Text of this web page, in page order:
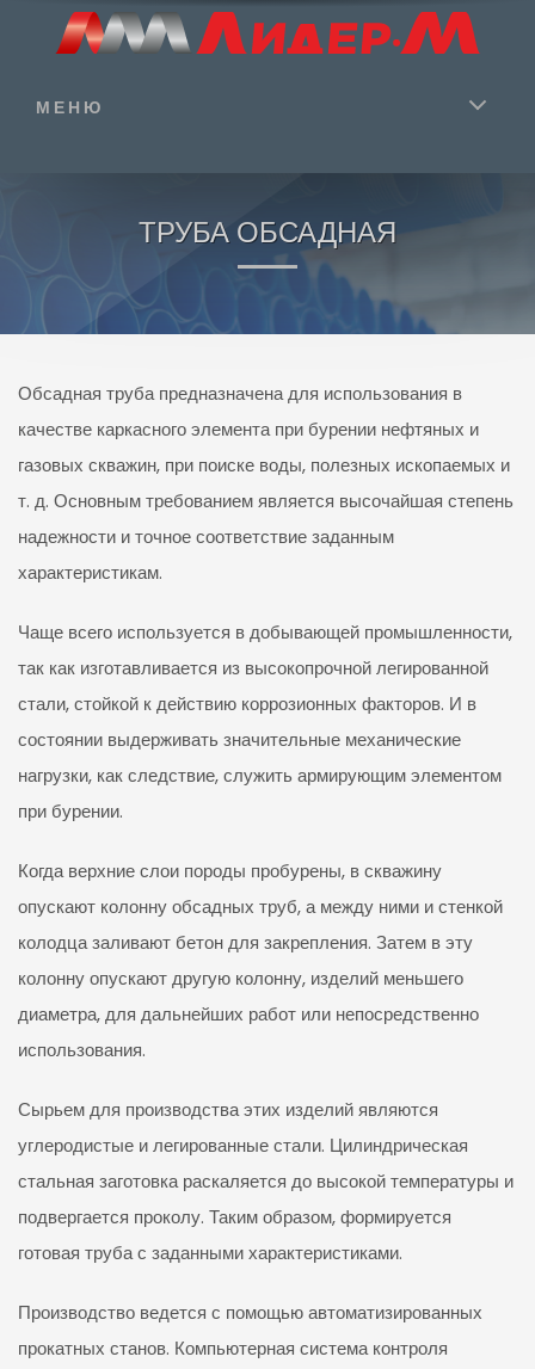
МЕНЮ
ТРУБА ОБСАДНАЯ
Обсадная труба предназначена для использования в
качестве каркасного элемента при бурении нефтяных и
газовых скважин, при поиске воды, полезных ископаемых и
т. д. Основным требованием является высочайшая степень
надежности и точное соответствие заданным
характеристикам.
Чаще всего используется в добывающей промышленности,
так как изготавливается из высокопрочной легированной
стали, стойкой к действию коррозионных факторов. И в
состоянии выдерживать значительные механические
нагрузки, как следствие, служить армирующим элементом
при бурении.
Когда верхние слои породы пробурены, в скважину
опускают колонну обсадных труб, а между ними и стенкой
колодца заливают бетон для закрепления. Затем в эту
колонну опускают другую колонну, изделий меньшего
диаметра, для дальнейших работ или непосредственно
использования.
Сырьем для производства этих изделий являются
углеродистые и легированные стали. Цилиндрическая
стальная заготовка раскаляется до высокой температуры и
подвергается проколу. Таким образом, формируется
готовая труба с заданными характеристиками.
Производство ведется с помощью автоматизированных
прокатных станов. Компьютерная система контроля